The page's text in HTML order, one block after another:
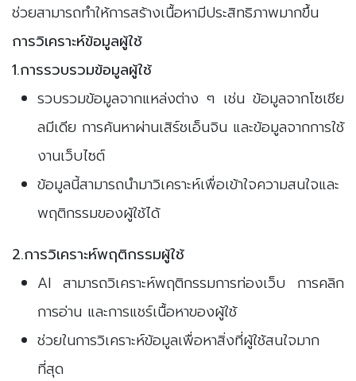
ช่วยสามารถทำให้การสร้างเนื้อหามีประสิทธิภาพมากขึ้น
การวิเคราะห์ข้อมูลผู้ใช้
1.การรวบรวมข้อมูลผู้ใช้
รวบรวมข้อมูลจากแหล่งต่าง ๆ เช่น ข้อมูลจากโซเชีย
ลมีเดีย การค้นหาผ่านเสิร์ชเอ็นจิน และข้อมูลจากการใช้
งานเว็บไซต์
ข้อมูลนี้สามารถนำมาวิเคราะห์เพื่อเข้าใจความสนใจและ
พฤติกรรมของผู้ใช้ได้
2.การวิเคราะห์พฤติกรรมผู้ใช้
AI สามารถวิเคราะห์พฤติกรรมการท่องเว็บ การคลิก
การอ่าน และการแชร์เนื้อหาของผู้ใช้
ช่วยในการวิเคราะห์ข้อมูลเพื่อหาสิ่งที่ผู้ใช้สนใจมาก
ที่สุด